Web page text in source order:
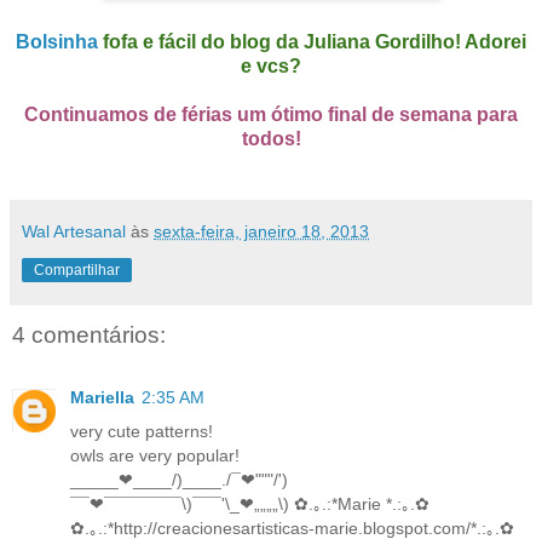
Bolsinha fofa e fácil do blog da Juliana Gordilho! Adorei
e vcs?
Continuamos de férias um ótimo final de semana para
todos!
Wal Artesanal às sexta-feira, janeiro 18, 2013
Compartilhar
4 comentários:
Mariella 2:35 AM
very cute patterns!
owls are very popular!
_____❤____/)____./¯❤"""/')
¯¯❤¯¯¯¯¯¯¯¯\)¯¯¯'\_❤„„„„\) ✿.｡.:*Marie *.:｡.✿
✿.｡.:*http://creacionesartisticas-marie.blogspot.com/*.:｡.✿